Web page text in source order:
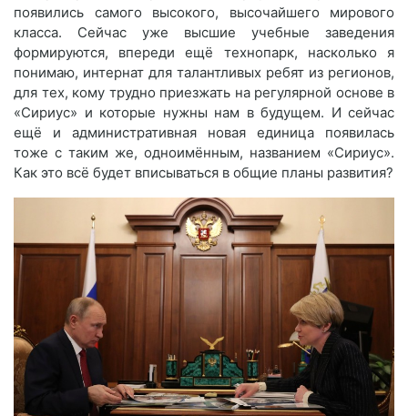
появились самого высокого, высочайшего мирового
класса. Сейчас уже высшие учебные заведения
формируются, впереди ещё технопарк, насколько я
понимаю, интернат для талантливых ребят из регионов,
для тех, кому трудно приезжать на регулярной основе в
«Сириус» и которые нужны нам в будущем. И сейчас
ещё и административная новая единица появилась
тоже с таким же, одноимённым, названием «Сириус».
Как это всё будет вписываться в общие планы развития?